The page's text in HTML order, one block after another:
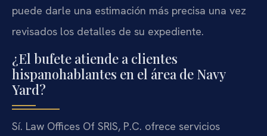
puede darle una estimación más precisa una vez
revisados los detalles de su expediente.
¿El bufete atiende a clientes
hispanohablantes en el área de Navy
Yard?
Sí. Law Offices Of SRIS, P.C. ofrece servicios